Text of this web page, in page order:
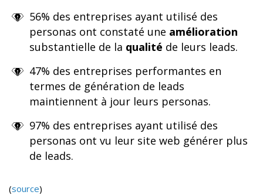
56% des entreprises ayant utilisé des
personas ont constaté une amélioration
substantielle de la qualité de leurs leads.
47% des entreprises performantes en
termes de génération de leads
maintiennent à jour leurs personas.
97% des entreprises ayant utilisé des
personas ont vu leur site web générer plus
de leads.
(source)